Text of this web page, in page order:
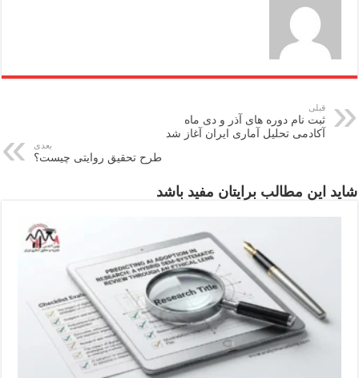
قبلی
ثبت نام دوره های آذر و دی ماه
آکادمی تحلیل آماری ایران آغاز شد
بعدی
طرح تحقیق روایتی چیست؟
شاید این مطالب برایتان مفید باشد